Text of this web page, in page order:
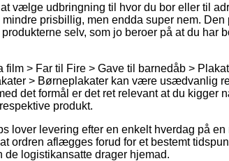
vælge udbringning til hvor du bor eller til
prisbillig, men endda super nem.
selv, som jo beroer på at du har
film > Far til Fire > Gave til barnedåb >
> Børneplakater kan være usædvanlig
det formål er det ret relevant at du kigger
produkt.
lover levering efter en enkelt hverdag på
ordren aflægges forud for et bestemt
de logistikansatte drager hjemad.